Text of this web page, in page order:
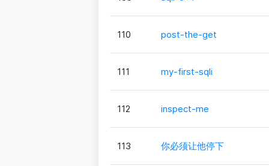
110 post-the-get
111 my-first-sqli
112 inspect-me
113 你必须让他停下